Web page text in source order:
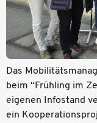
Das
beim “Frühling im
eigenen Infostand
ein